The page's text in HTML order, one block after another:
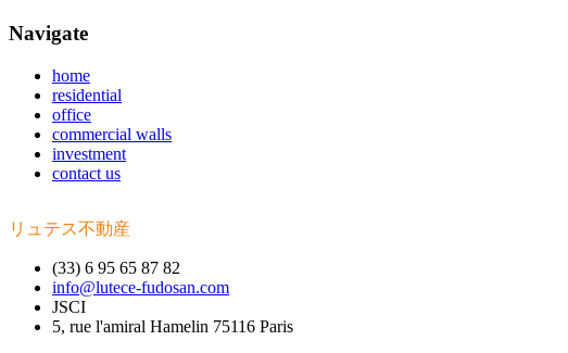
Navigate
home
residential
office
commercial walls
investment
contact us
リュテス不動産
(33) 6 95 65 87 82
info@lutece-fudosan.com
JSCI
5, rue l'amiral Hamelin 75116 Paris